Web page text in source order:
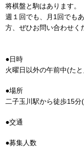
将棋盤と駒はあります。
週１回でも、月1回でも
方、ぜひお問い合わせく
●日時
火曜日以外の午前中(た
●場所
二子玉川駅から徒歩15
●交通
●募集人数